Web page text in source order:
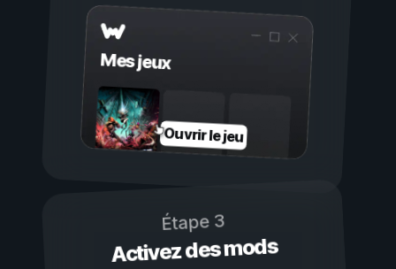
Mes jeux
Ouvrir le jeu
Étape 3
Activez des mods